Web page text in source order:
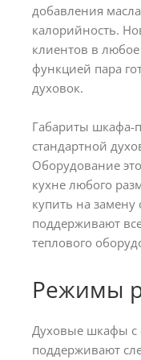
добавления
калорийность.
клиентов в
функцией пара
духовок.
Габариты шкафа-
стандартной
Оборудование
кухне любого
купить на
поддерживают
теплового
Режимы
Духовые шкафы с
поддерживают